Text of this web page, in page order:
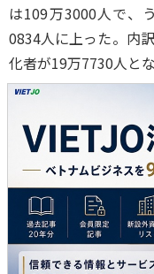
は109万3000人で、
0834人に上った。内
化者が19万7730人とな